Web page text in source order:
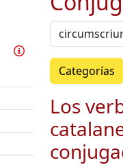
este verbo
Información
Categorías
Los